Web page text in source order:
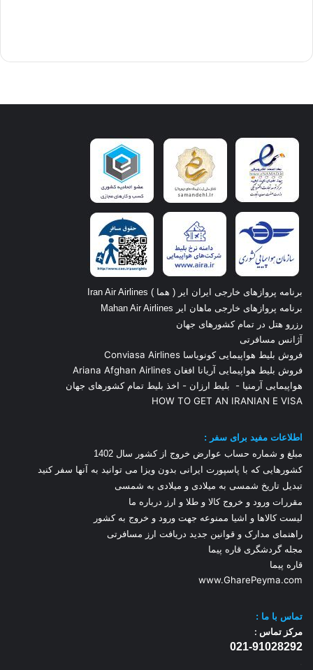
برنامه پروازهای خارجی ایران ایر ( هما ) Iran Air Airlines
برنامه پروازهای خارجی ماهان ایر Mahan Air Airlines
رزرو هتل در تمام کشورهای جهان
آژانس مسافرتی
فروش بلیط هواپیمایی کونویاسا Conviasa Airlines
فروش بلیط هواپیمایی آریانا افغان Ariana Afghan Airlines
هواپیمایی آرمنیا - بلیط ارزان - اخذ بلیط تمام کشورهای جهان
HOW TO GET AN IRANIAN E VISA
اطلاعات مفید برای سفر :
مبلغ و شماره حساب عوارض خروج از کشور سال 1 402
کشورهایی که با پاسپورت ایرانی بدون ویزا می توانید به آنها سفر کنید
تبدیل تاریخ شمسی به میلادی و میلادی به شمسی
مقررات ورود و خروج کالا و طلا و ارز درباره ما
لیست کالاها و اشیا ممنوعه جهت ورود و خروج به کشور
راهنمای مدارک و قوانین جدید دریافت ارز مسافرتی
مجله گردشگری قاره پیما
قاره پیما
www.GharePeyma.com
تماس با ما :
مرکز تماس :
021-91028292